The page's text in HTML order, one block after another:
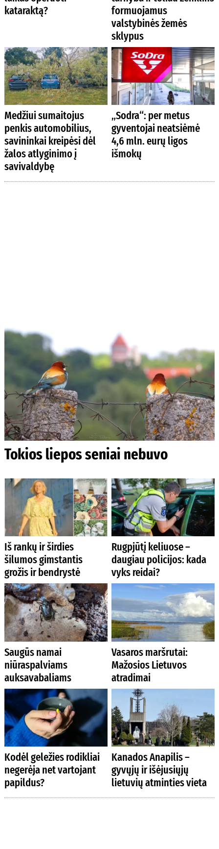
kataraktą?
formuojamus
valstybinės žemės
sklypus
Medžiui sumaitojus
penkis automobilius,
savininkai kreipėsi dėl
žalos atlyginimo į
savivaldybę
„Sodra“: per metus
gyventojai neatsiėmė
4,6 mln. eurų ligos
išmokų
Tokios liepos seniai nebuvo
Iš rankų ir širdies
šilumos gimstantis
grožis ir bendrystė
Rugpjūtį keliuose –
daugiau policijos: kada
vyks reidai?
Saugūs namai
niūraspalviams
auksavabaliams
Vasaros maršrutai:
Mažosios Lietuvos
atradimai
Kodėl geležies rodikliai
negerėja net vartojant
papildus?
Kanados Anapilis –
gyvųjų ir išėjusiųjų
lietuvių atminties vieta